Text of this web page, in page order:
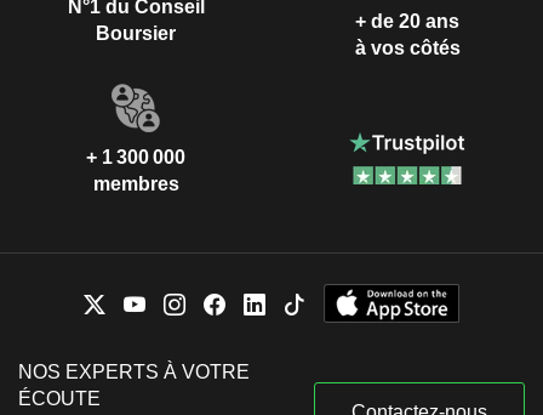
N°1 du Conseil
Boursier
+ de 20 ans
à vos côtés
+ 1 300 000
membres
NOS EXPERTS À VOTRE
ÉCOUTE